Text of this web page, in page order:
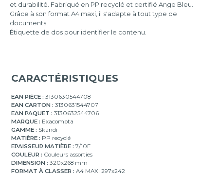
et durabilité. Fabriqué en PP recyclé et certifié Ange Bleu.
Grâce à son format A4 maxi, il s'adapte à tout type de
documents.
Étiquette de dos pour identifier le contenu.
CARACTÉRISTIQUES
EAN PIÈCE : 3130630544708
EAN CARTON : 3130631544707
EAN PAQUET : 3130632544706
MARQUE : Exacompta
GAMME : Skandi
MATIÈRE : PP recyclé
EPAISSEUR MATIÈRE : 7/10E
COULEUR : Couleurs assorties
DIMENSION : 320x268 mm
FORMAT À CLASSER : A4 MAXI 297x242